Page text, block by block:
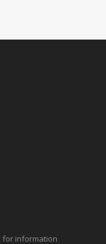
for information